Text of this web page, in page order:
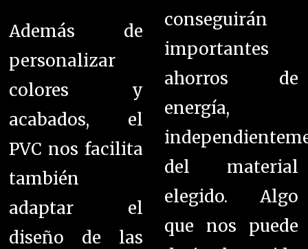
Además de
personalizar
colores y
acabados, el
PVC nos facilita
también
adaptar el
diseño de las
conseguirán
importantes
ahorros de
energía,
del material
elegido. Algo
que nos puede